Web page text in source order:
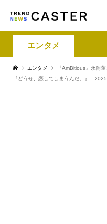
エンタメ
エンタメ
『AmBitious』永岡
『どうせ、恋してしまうんだ。』